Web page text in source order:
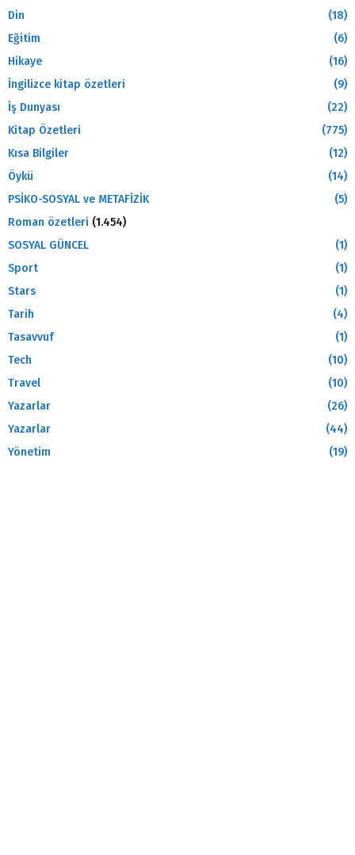
Din
(18)
Eğitim
(6)
Hikaye
(16)
İngilizce kitap özetleri
(9)
İş Dunyası
(22)
Kitap Özetleri
(775)
Kısa Bilgiler
(12)
Öykü
(14)
PSİKO-SOSYAL ve METAFİZİK
(5)
Roman özetleri (1.454)
SOSYAL GÜNCEL
(1)
Sport
(1)
Stars
(1)
Tarih
(4)
Tasavvuf
(1)
Tech
(10)
Travel
(10)
Yazarlar
(26)
Yazarlar
(44)
Yönetim
(19)